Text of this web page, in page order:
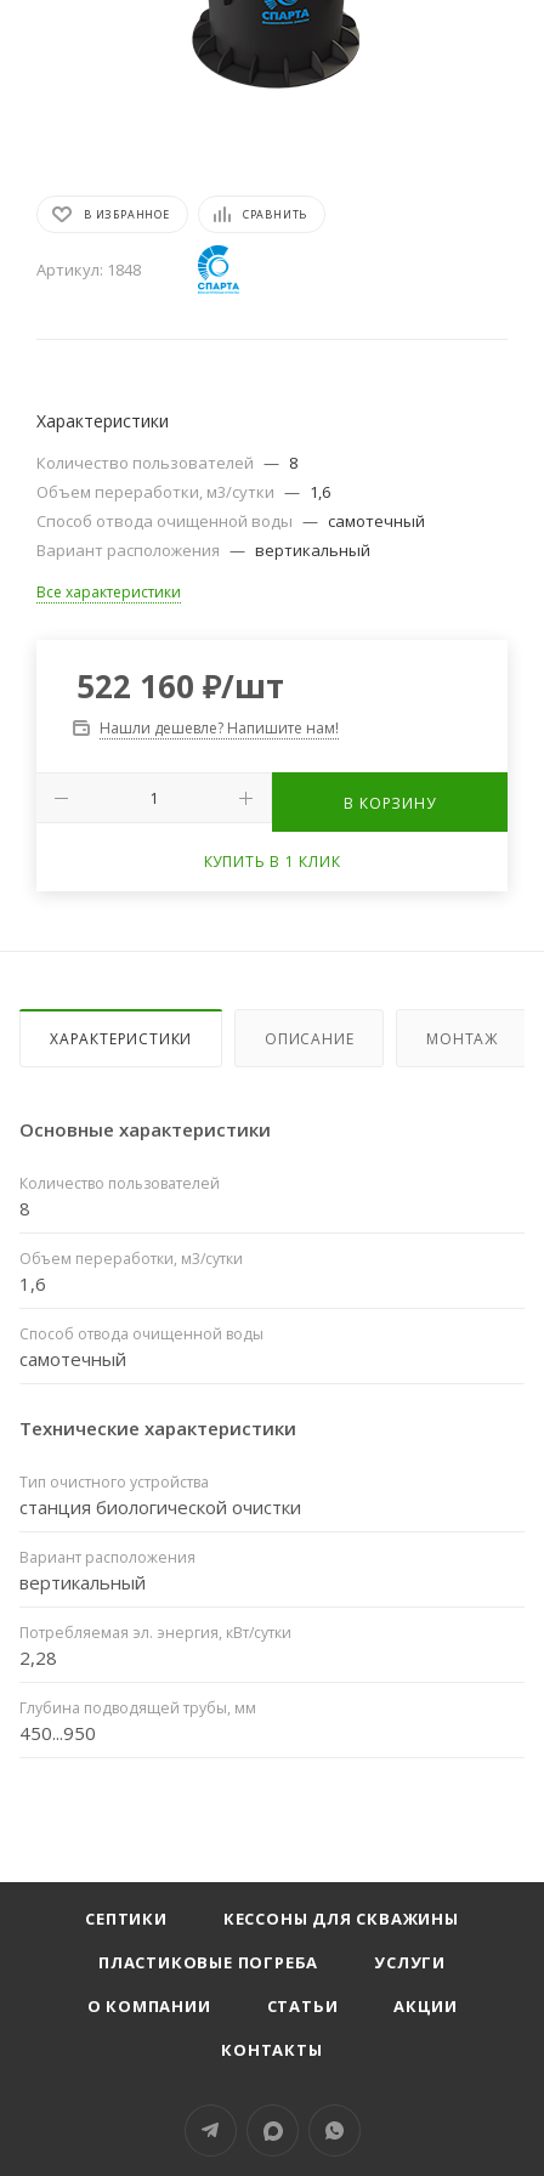
В ИЗБРАННОЕ СРАВНИТЬ
Артикул: 1848
Характеристики
Количество пользователей — 8
Объем переработки, м3/сутки — 1,6
Способ отвода очищенной воды — самотечный
Вариант расположения — вертикальный
Все характеристики
522 160 ₽/шт
Нашли дешевле? Напишите нам!
В КОРЗИНУ
КУПИТЬ В 1 КЛИК
ХАРАКТЕРИСТИКИ ОПИСАНИЕ МОНТАЖ
Основные характеристики
Количество пользователей
8
Объем переработки, м3/сутки
1,6
Способ отвода очищенной воды
самотечный
Технические характеристики
Тип очистного устройства
станция биологической очистки
Вариант расположения
вертикальный
Потребляемая эл. энергия, кВт/сутки
2,28
Глубина подводящей трубы, мм
450...950
СЕПТИКИ
КЕССОНЫ ДЛЯ СКВАЖИНЫ
ПЛАСТИКОВЫЕ ПОГРЕБА
УСЛУГИ
О КОМПАНИИ
СТАТЬИ
АКЦИИ
КОНТАКТЫ